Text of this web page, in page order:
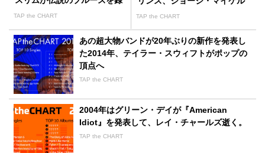
音
TAP the CHART
が逝く
TAP the CHART
あの超大物バンドが20年ぶりの新作を発表し
た2014年、テイラー・スウィフトがポップの
頂点へ
TAP the CHART
2004年はグリーン・デイが『American
Idiot』を発表して、レイ・チャールズ逝く。
TAP the CHART